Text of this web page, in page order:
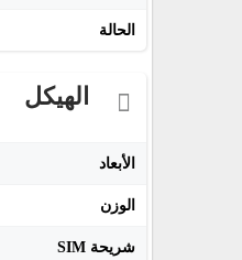
الحالة
الهيكل
الأبعاد
الوزن
شريحة SIM